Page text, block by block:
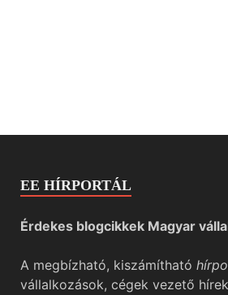
EE HÍRPORTÁL
Érdekes blogcikkek Magyar
A megbízható, kiszámítható
vállalkozások, cégek vezető